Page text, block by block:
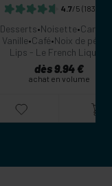
4.7/5 (183
Desserts•Noisette•
Vanille•Café•Noix de
Lips - Le French Liquide
dès 9.94 €
achat en volume